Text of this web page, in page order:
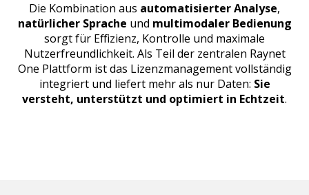
Die Kombination aus automatisierter Analyse,
natürlicher Sprache und multimodaler Bedienung
sorgt für Effizienz, Kontrolle und maximale
Nutzerfreundlichkeit. Als Teil der zentralen Raynet
One Plattform ist das Lizenzmanagement vollständig
integriert und liefert mehr als nur Daten: Sie
versteht, unterstützt und optimiert in Echtzeit.